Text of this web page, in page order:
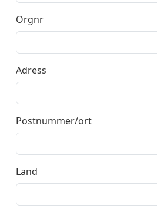
Orgnr
Adress
Postnummer/ort
Land